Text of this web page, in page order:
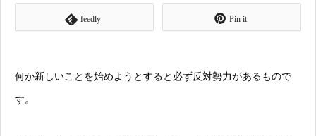
feedly Pin it
何か新しいことを始めようとすると必ず反対勢力があるもので
す。